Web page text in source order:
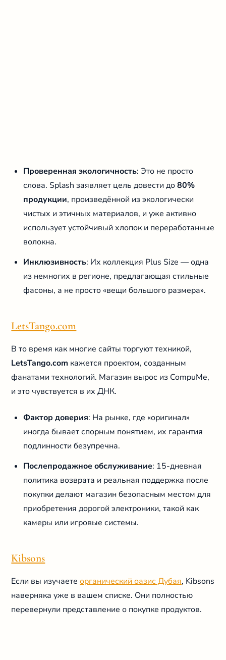
Проверенная экологичность: Это не просто
слова. Splash заявляет цель довести до80%
продукции, произведённой из экологически
чистых и этичных материалов, и уже активно
использует устойчивый хлопок и переработанные
волокна.
Инклюзивность: Их коллекция Plus Size — одна
из немногих в регионе, предлагающая стильные
фасоны, а не просто «вещи большого размера».
LetsTango.com
В то время как многие сайты торгуют техникой,
LetsTango.com кажется проектом, созданным
фанатами технологий. Магазин вырос из CompuMe,
и это чувствуется в их ДНК.
Фактор доверия: На рынке, где «оригинал»
иногда бывает спорным понятием, их гарантия
подлинности безупречна.
Послепродажное обслуживание: 15-дневная
политика возврата и реальная поддержка после
покупки делают магазин безопасным местом для
приобретения дорогой электроники, такой как
камеры или игровые системы.
Kibsons
Если вы изучаетеорганический оазис Дубая, Kibsons
наверняка уже в вашем списке. Они полностью
перевернули представление о покупке продуктов.